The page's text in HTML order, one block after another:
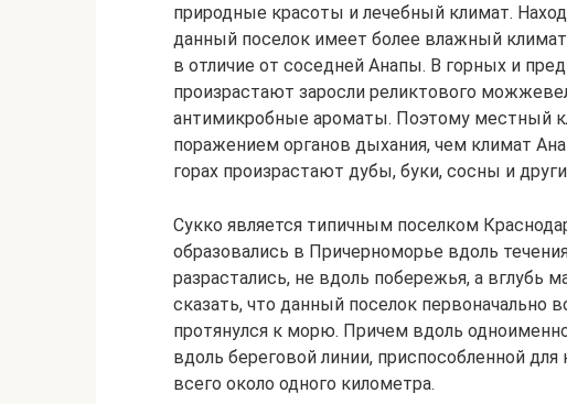
природные красоты и лечебный климат.
данный поселок имеет более влажный
в отличие от соседней Анапы. В горных и
произрастают заросли реликтового
антимикробные ароматы. Поэтому местный
поражением органов дыхания, чем климат
горах произрастают дубы, буки, сосны и
Сукко является типичным поселком
образовались в Причерноморье вдоль
разрастались, не вдоль побережья, а вглубь
сказать, что данный поселок первоначально
протянулся к морю. Причем вдоль
вдоль береговой линии, приспособленной
всего около одного километра.